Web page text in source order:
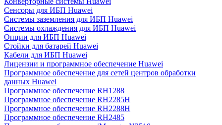
Сенсоры для ИБП Huawei
Системы заземления для ИБП Huawei
Системы охлаждения для ИБП Huawei
Опции для ИБП Huawei
Стойки для батарей Huawei
Кабели для ИБП Huawei
Лицензии и программное обеспечение Huawei
Программное обеспечение для сетей центров обработки
данных Huawei
Программное обеспечение RH1288
Программное обеспечение RH2285H
Программное обеспечение RH2288H
Программное обеспечение RH2485